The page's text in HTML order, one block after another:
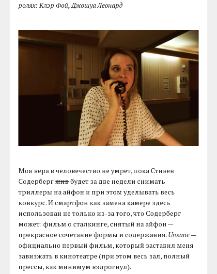
ролях: Клэр Фой, Джошуа Леонард
Моя вера в человечество не умрет, пока Стивен
Содербергживбудет за две недели снимать
триллеры на айфон и при этом уделывать весь
конкурс. И смартфон как замена камере здесь
использован не только из-за того, что Содерберг
может: фильм о сталкинге, снятый на айфон —
прекрасное сочетание формы и содержания. Unsane—
официально первый фильм, который заставил меня
завизжать в кинотеатре (при этом весь зал, полный
прессы, как минимум вздрогнул).